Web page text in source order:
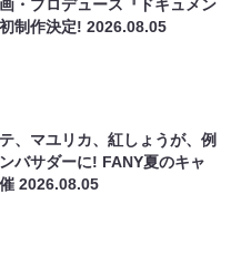
・プロデュース『ドキュメン
制作決定!2026.08.05
、マユリカ、紅しょうが、例
バサダーに! FANY夏のキャ
催2026.08.05